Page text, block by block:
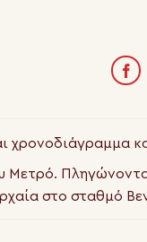
χρονοδιάγραμμα
Μετρό.
στο σταθμό